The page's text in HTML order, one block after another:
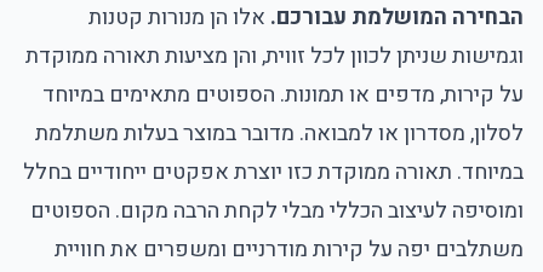
הבחירה המושלמת עבורכם. אלו הן מנורות קטנות
וגמישות שניתן לכוון לכל זווית, והן מציעות תאורה ממוקדת
על קירות, מדפים או תמונות. הספוטים מתאימים במיוחד
לסלון, מסדרון או למבואה. מדובר במוצר בעלות משתלמת
במיוחד. תאורה ממוקדת כזו יוצרת אפקטים ייחודיים בחלל
ומוסיפה לעיצוב הכללי מבלי לקחת הרבה מקום. הספוטים
משתלבים יפה על קירות מודרניים ומשפרים את חוויית